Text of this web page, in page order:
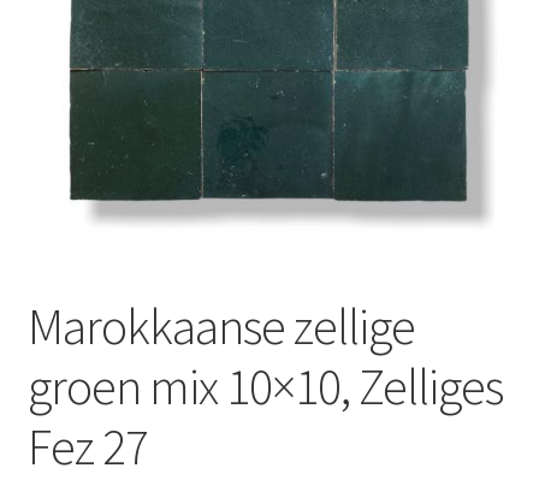
Marokkaanse zellige
groen mix 10×10, Zelliges
Fez 27